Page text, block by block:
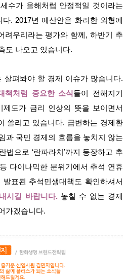
수가 올해처럼 안정적일 것이라는
. 2017년 예산안은 화려한 외형에
려우리라는 평가와 함께, 하반기 추
도 나오고 있습니다.
살펴봐야 할 경제 이슈가 많습니다.
책처럼 중요한 소식들이 전해지기
도가 금리 인상의 뜻을 보이면서
쏠리고 있습니다. 급변하는 경제환
과 국민 경제의 흐름을 놓치지 않는
법으로 ‘란파라치’까지 등장하고 추
다이나믹한 분위기에서 추석 연휴
표된 추석민생대책도 확인하셔서
시길 바랍니다. 놓칠 수 없는 경제
가겠습니다.